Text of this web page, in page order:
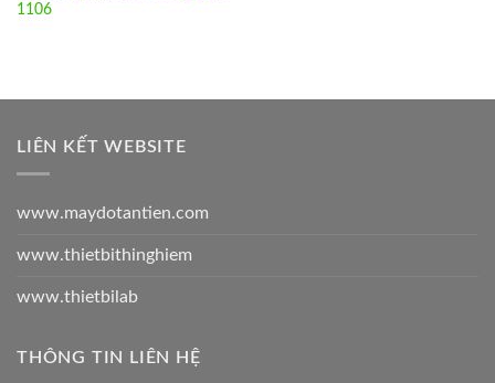
1106
LIÊN KẾT WEBSITE
www.maydotantien.com
www.thietbithinghiem
www.thietbilab
THÔNG TIN LIÊN HỆ